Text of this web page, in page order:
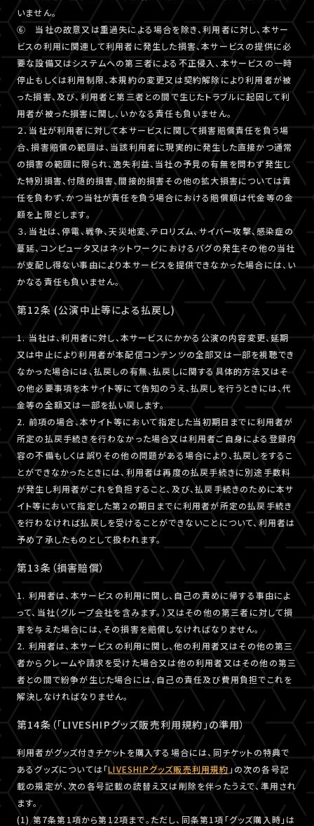
いません。
⑥ 当社の故意又は重過失による場合を除き、利用者に対し、本サー
ビスの利用に関連して利用者に発生した損害、本サービスの提供に必
要な設備又はシステムへの第三者による不正侵入、本サービスの一時
停止もしくは利用制限、本規約の変更又は契約解除により利用者が被
った損害、及び、利用者と第三者との間で生じたトラブルに起因して利
用者が被った損害に関し、いかなる責任も負いません。
２．当社が利用者に対して本サービスに関して損害賠償責任を負う場
合、損害賠償の範囲は、当該利用者に現実的に発生した直接かつ通常
の損害の範囲に限られ、逸失利益、当社の予見の有無を問わず発生し
た特別損害、付随的損害、間接的損害その他の拡大損害については責
任を負わず、かつ当社が責任を負う場合における賠償額は代金等の金
額を上限とします。
３．当社は、停電、戦争、天災地変、テロリズム、サイバー攻撃、感染症の
蔓延、コンピュータ又はネットワークにおけるバグの発生その他の当社
が支配し得ない事由により本サービスを提供できなかった場合には、い
かなる責任も負いません。
第12条 (公演中止等による払戻し)
1. 当社は、利用者に対し、本サービスにかかる公演の内容変更、延期
又は中止により利用者が本配信コンテンツの全部又は一部を視聴でき
なかった場合には、払戻しの有無、払戻しに関する具体的方法又はそ
の他必要事項を本サイト等にて告知のうえ、払戻しを行うときには、代
金等の全額又は一部を払い戻します。
2. 前項の場合、本サイト等において指定した当初期日までに利用者が
所定の払戻手続きを行わなかった場合又は利用者ご自身による登録内
容の不備もしくは誤りその他の問題がある場合により、払戻しをするこ
とができなかったときには、利用者は再度の払戻手続きに別途手数料
が発生し利用者がこれを負担すること、及び、払戻手続きのために本サ
イト等において指定した第２の期日までに利用者が所定の払戻手続き
を行わなければ払戻しを受けることができないことについて、利用者は
予め了承したものとして扱われます。
第13条（損害賠償）
1. 利用者は、本サービスの利用に関し、自己の責めに帰する事由によ
って、当社（グループ会社を含みます。）又はその他の第三者に対して損
害を与えた場合には、その損害を賠償しなければなりません。
2. 利用者は、本サービスの利用に関し、他の利用者又はその他の第三
者からクレームや請求を受けた場合又は他の利用者又はその他の第三
者との間で紛争が生じた場合には、自己の責任及び費用負担でこれを
解決しなければなりません。
第14条（「LIVESHIPグッズ販売利用規約」の準用）
利用者がグッズ付きチケットを購入する場合には、同チケットの特典で
あるグッズについては「LIVESHIPグッズ販売利用規約 」の次の各号記
載の規定が、次の各号記載の読替え又は削除を伴ったうえで、準用され
ます。
(1) 第7条第1項から第12項まで。ただし、同条第1項「グッズ購入時」は